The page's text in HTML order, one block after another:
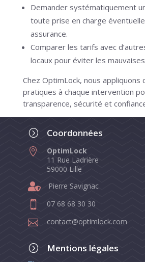
Demander systématiquement
toute prise en charge
assurance.
Comparer les tarifs avec
locaux pour éviter les
Chez OptimLock, nous appliquons
pratiques à chaque intervention
transparence, sécurité et
= Coordonnées

OptimLock
11 Rue Ladrière
59000 Lille
 Pierre Savignac
 07 68 68 30 30
 contact@optimlock.com
= Mentions légales